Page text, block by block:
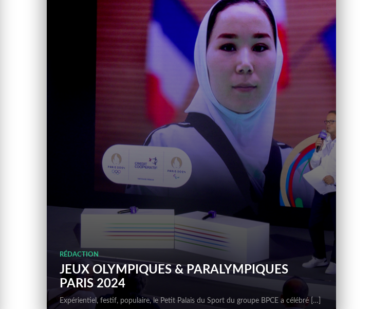
RÉDACTION
JEUX OLYMPIQUES & PARALYMPIQUES
PARIS 2024
Expérientiel, festif, populaire, le Petit Palais du Sport du groupe BPCE a célébré […]